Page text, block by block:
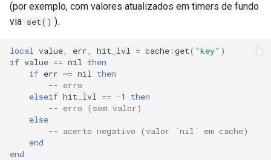
(por exemplo, com valores atualizados em timers de fundo
via set() ).
local value err hit_lvl = cache :get( "key" )
if value == nil
then
if err ~= nil
then
-- erro
elseif hit_lvl == -1
then
-- erro (sem valor)
else
-- acerto negativo (valor `nil` em cache)
end
end